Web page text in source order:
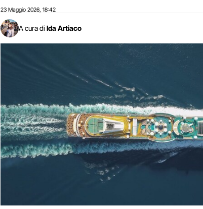
23 Maggio 2026 18:42
A cura di Ida Artiaco